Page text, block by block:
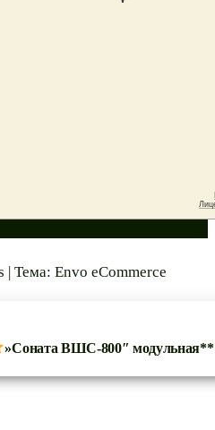
| Тема: Envo eCommerce
»Соната ВШС-800″ модульная**